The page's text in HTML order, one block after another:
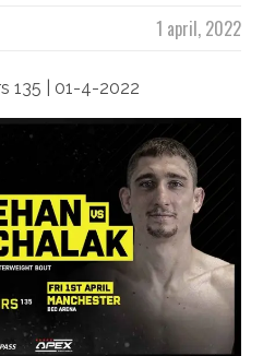
1 april, 2022
135 | 01-4-2022